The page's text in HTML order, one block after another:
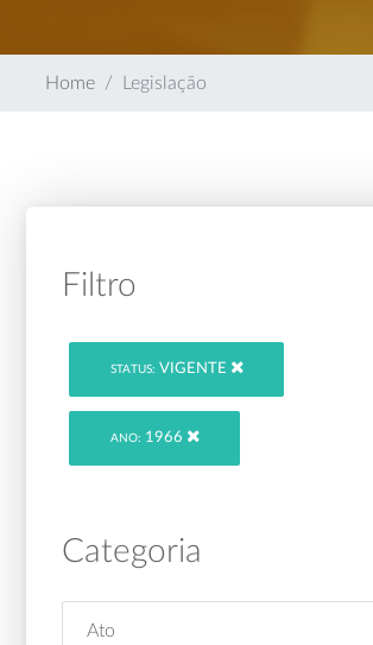
Home Legislação
Filtro
STATUS: VIGENTE
ANO: 1966
Categoria
Ato